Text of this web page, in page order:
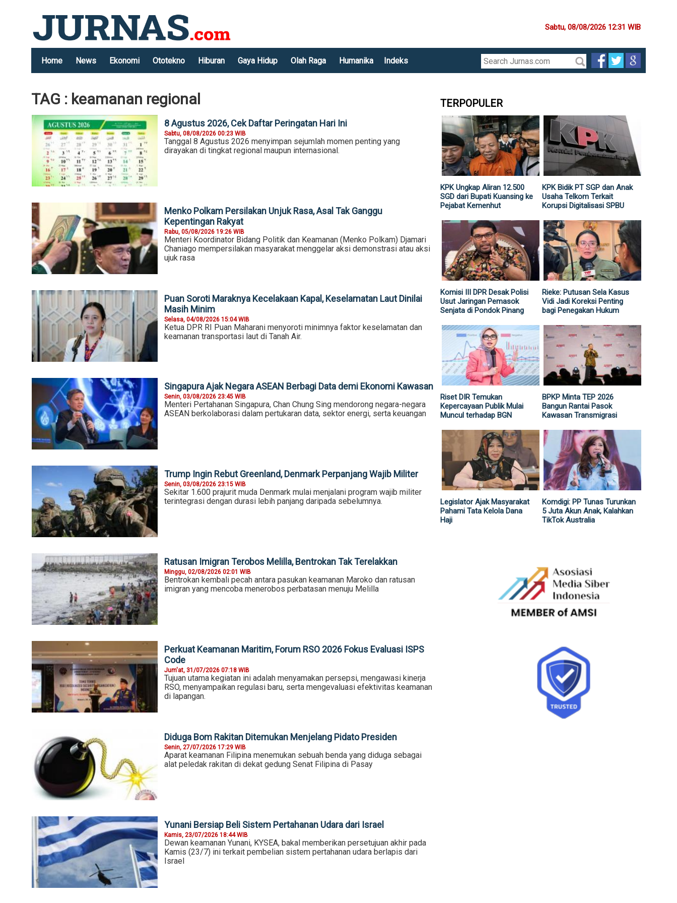
Sabtu, 08/08/2026 12:31 WIB
Home News Ekonomi Ototekno Hiburan Gaya Hidup Olah Raga Humanika Indeks
TAG : keamanan regional
8 Agustus 2026, Cek Daftar Peringatan Hari Ini
Sabtu, 08/08/2026 00:23 WIB
Tanggal 8 Agustus 2026 menyimpan sejumlah momen penting yang
dirayakan di tingkat regional maupun internasional.
Menko Polkam Persilakan Unjuk Rasa, Asal Tak Ganggu
Kepentingan Rakyat
Rabu, 05/08/2026 19:26 WIB
Menteri Koordinator Bidang Politik dan Keamanan (Menko Polkam) Djamari
Chaniago mempersilakan masyarakat menggelar aksi demonstrasi atau aksi
ujuk rasa
Puan Soroti Maraknya Kecelakaan Kapal, Keselamatan Laut Dinilai
Masih Minim
Selasa, 04/08/2026 15:04 WIB
Ketua DPR RI Puan Maharani menyoroti minimnya faktor keselamatan dan
keamanan transportasi laut di Tanah Air.
Singapura Ajak Negara ASEAN Berbagi Data demi Ekonomi Kawasan
Senin, 03/08/2026 23:45 WIB
Menteri Pertahanan Singapura, Chan Chung Sing mendorong negara-negara
ASEAN berkolaborasi dalam pertukaran data, sektor energi, serta keuangan
Trump Ingin Rebut Greenland, Denmark Perpanjang Wajib Militer
Senin, 03/08/2026 23:15 WIB
Sekitar 1.600 prajurit muda Denmark mulai menjalani program wajib militer
terintegrasi dengan durasi lebih panjang daripada sebelumnya.
Ratusan Imigran Terobos Melilla, Bentrokan Tak Terelakkan
Minggu, 02/08/2026 02:01 WIB
Bentrokan kembali pecah antara pasukan keamanan Maroko dan ratusan
imigran yang mencoba menerobos perbatasan menuju Melilla
Perkuat Keamanan Maritim, Forum RSO 2026 Fokus Evaluasi ISPS
Code
Jum'at, 31/07/2026 07:18 WIB
Tujuan utama kegiatan ini adalah menyamakan persepsi, mengawasi kinerja
RSO, menyampaikan regulasi baru, serta mengevaluasi efektivitas keamanan
di lapangan.
Diduga Bom Rakitan Ditemukan Menjelang Pidato Presiden
Senin, 27/07/2026 17:29 WIB
Aparat keamanan Filipina menemukan sebuah benda yang diduga sebagai
alat peledak rakitan di dekat gedung Senat Filipina di Pasay
Yunani Bersiap Beli Sistem Pertahanan Udara dari Israel
Kamis, 23/07/2026 18:44 WIB
Dewan keamanan Yunani, KYSEA, bakal memberikan persetujuan akhir pada
Kamis (23/7) ini terkait pembelian sistem pertahanan udara berlapis dari
Israel
TERPOPULER
KPK Ungkap Aliran 12.500
SGD dari Bupati Kuansing ke
Pejabat Kemenhut
KPK Bidik PT SGP dan Anak
Usaha Telkom Terkait
Korupsi Digitalisasi SPBU
Komisi III DPR Desak Polisi
Usut Jaringan Pemasok
Senjata di Pondok Pinang
Rieke: Putusan Sela Kasus
Vidi Jadi Koreksi Penting
bagi Penegakan Hukum
Riset DIR Temukan
Kepercayaan Publik Mulai
Muncul terhadap BGN
BPKP Minta TEP 2026
Bangun Rantai Pasok
Kawasan Transmigrasi
Legislator Ajak Masyarakat
Pahami Tata Kelola Dana
Haji
Komdigi: PP Tunas Turunkan
5 Juta Akun Anak, Kalahkan
TikTok Australia